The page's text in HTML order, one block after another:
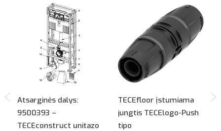
Atsarginės dalys:
9500393 –
TECEconstruct unitazo
TECEfloor įstumiama
jungtis TECElogo-Push
tipo